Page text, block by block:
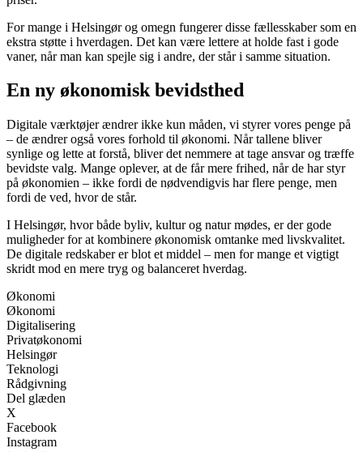
For mange i Helsingør og omegn fungerer disse fællesskaber som en
ekstra støtte i hverdagen. Det kan være lettere at holde fast i gode
vaner, når man kan spejle sig i andre, der står i samme situation.
En ny økonomisk bevidsthed
Digitale værktøjer ændrer ikke kun måden, vi styrer vores penge på
– de ændrer også vores forhold til økonomi. Når tallene bliver
synlige og lette at forstå, bliver det nemmere at tage ansvar og træffe
bevidste valg. Mange oplever, at de får mere frihed, når de har styr
på økonomien – ikke fordi de nødvendigvis har flere penge, men
fordi de ved, hvor de står.
I Helsingør, hvor både byliv, kultur og natur mødes, er der gode
muligheder for at kombinere økonomisk omtanke med livskvalitet.
De digitale redskaber er blot et middel – men for mange et vigtigt
skridt mod en mere tryg og balanceret hverdag.
Økonomi
Økonomi
Digitalisering
Privatøkonomi
Helsingør
Teknologi
Rådgivning
Del glæden
X
Facebook
Instagram